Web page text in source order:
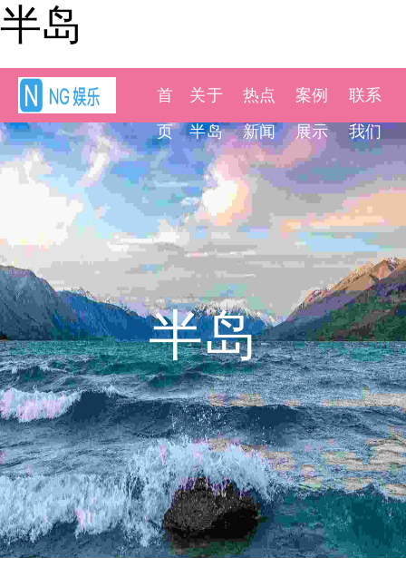
半岛
首
页
关于
半岛
热点
新闻
案例
展示
联系
我们
半岛